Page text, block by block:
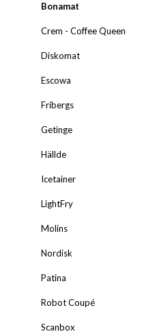
Bonamat
Crem - Coffee Queen
Diskomat
Escowa
Fribergs
Getinge
Hällde
Icetainer
LightFry
Molins
Nordisk
Patina
Robot Coupé
Scanbox